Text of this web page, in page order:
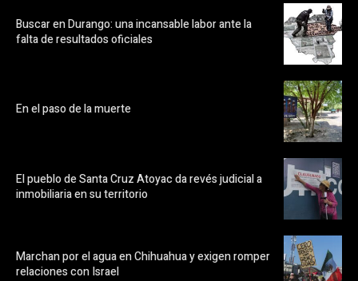
Buscar en Durango: una incansable labor ante la
falta de resultados oficiales
En el paso de la muerte
El pueblo de Santa Cruz Atoyac da revés judicial a
inmobiliaria en su territorio
Marchan por el agua en Chihuahua y exigen romper
relaciones con Israel